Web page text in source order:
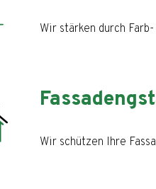
Wir stärken durch
Wir schützen Ihre